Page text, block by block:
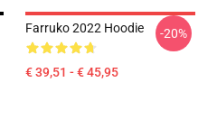
Farruko 2022 Hoodie
€ 39,51 - € 45,95
-20%